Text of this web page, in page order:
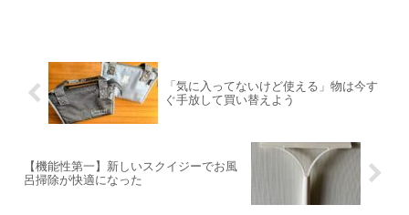
「気に入ってないけど使える」物は今す
ぐ手放して買い替えよう
【機能性第一】新しいスクイジーでお風
呂掃除が快適になった